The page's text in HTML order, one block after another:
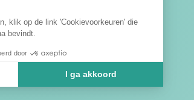
klik op de link 'Cookievoorkeuren' die
bevindt.
door
I ga akkoord